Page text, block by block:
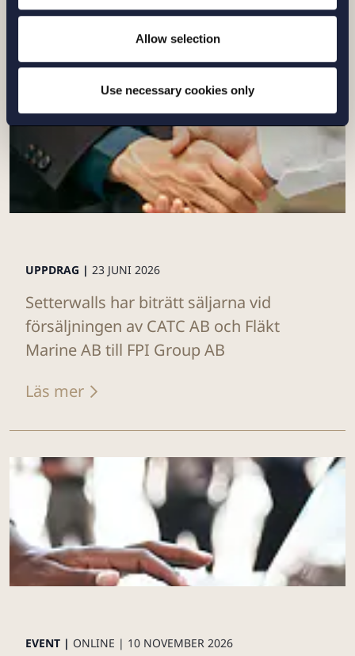
Allow selection
Use necessary cookies only
Läs mer
UPPDRAG | 23 JUNI 2026
Setterwalls har biträtt säljarna vid
försäljningen av CATC AB och Fläkt
Marine AB till FPI Group AB
Läs mer
EVENT | ONLINE | 10 NOVEMBER 2026